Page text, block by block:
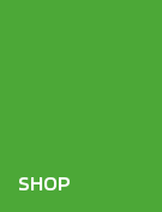
SHOP